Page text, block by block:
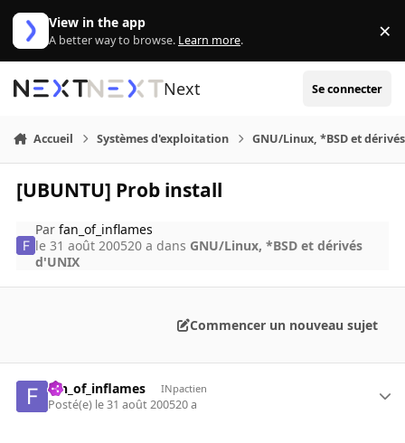
Aller au contenu
View in the app
A better way to browse. Learn more. ×
Next Se connecter
Accueil Systèmes d'exploitation GNU/Linux, *BSD et
[UBUNTU] Prob install
Parfan_of_inflames
le 31 août 200520 a dans GNU/Linux, *BSD et dérivés
d'UNIX
Commencer un nouveau sujet
fan_of_inflames INpactien
Posté(e) le 31 août 200520 a